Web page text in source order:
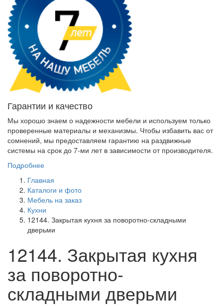
Гарантии и качество
Мы хорошо знаем о надежности мебели и используем только
проверенные материалы и механизмы. Чтобы избавить вас от
сомнений, мы предоставляем гарантию на раздвижные
системы на срок до 7-ми лет в зависимости от производителя.
Подробнее
Главная
Каталоги и фото
Мебель на заказ
Кухни
12144. Закрытая кухня за поворотно-складными
дверьми
12144. Закрытая кухня
за поворотно-
складными дверьми